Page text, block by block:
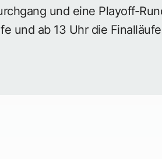
und eine Playoff-
und ab 13 Uhr die